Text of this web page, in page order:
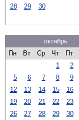
28
29 30
октябрь
Пн
Вт Ср Чт Пт
1
2
5
6 7 8 9
12
13 14 15 16
19
20 21 22 23
26
27 28 29 30